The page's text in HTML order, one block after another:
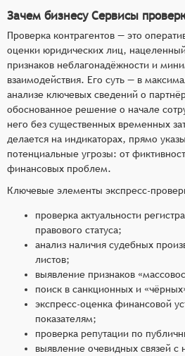
оперативный поиск по
«чёрным» реестрам с
реального времени,
формирование сжатого
отчёта с ключевыми
минимально возможное
Зачем бизнесу Сервисы
Проверка контрагентов — это
оценки юридических лиц,
признаков неблагонадёжности и
взаимодействия. Его суть — в
анализе ключевых сведений о
обоснованное решение о начале
него без существенных временных
делается на индикаторах, прямо
потенциальные угрозы: от
финансовых проблем.
Ключевые элементы экспресс-
проверка актуальности
правового статуса;
анализ наличия судебных
листов;
выявление признаков
поиск в санкционных и
экспресс‑оценка финансовой
показателям;
проверка репутации по
выявление очевидных связей